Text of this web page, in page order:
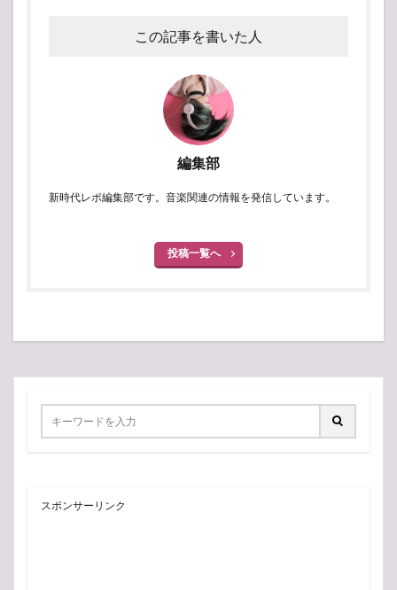
この記事を書いた人
編集部
新時代レポ編集部です。音楽関連の情報を発信しています。
投稿一覧へ
スポンサーリンク